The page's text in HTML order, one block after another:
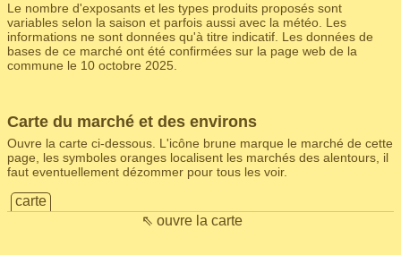
Le nombre d'exposants et les types produits proposés sont
variables selon la saison et parfois aussi avec la météo. Les
informations ne sont données qu'à titre indicatif. Les données de
bases de ce marché ont été confirmées sur la page web de la
commune le 10 octobre 2025.
Carte du marché et des environs
Ouvre la carte ci-dessous. L'icône brune marque le marché de cette
page, les symboles oranges localisent les marchés des alentours, il
faut eventuellement dézommer pour tous les voir.
carte
⇖ ouvre la carte